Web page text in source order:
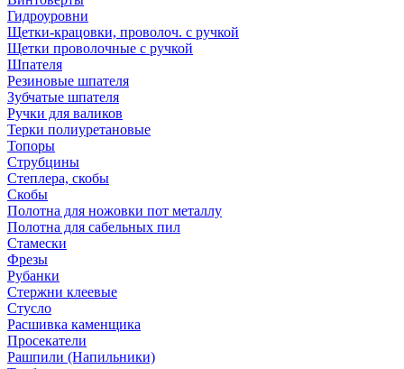
Гидроуровни
Щетки-крацовки, проволоч. с ручкой
Щетки проволочные с ручкой
Шпателя
Резиновые шпателя
Зубчатые шпателя
Ручки для валиков
Терки полиуретановые
Топоры
Струбцины
Степлера, скобы
Скобы
Полотна для ножовки пот металлу
Полотна для сабельных пил
Стамески
Фрезы
Рубанки
Стержни клеевые
Стусло
Расшивка каменщика
Просекатели
Рашпили (Напильники)